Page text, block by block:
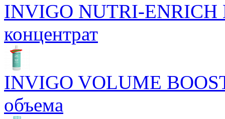
INVIGO NUTRI-ENRICH
концентрат
INVIGO VOLUME
объема